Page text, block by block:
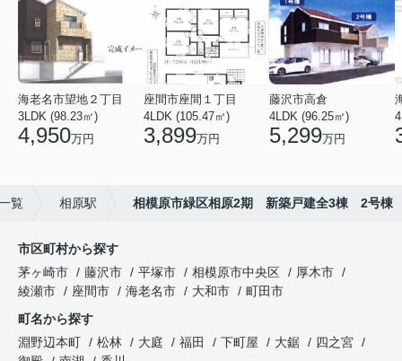
海老名市望地２丁目
3LDK (98.23㎡)
4,950万円
座間市座間１丁目
4LDK (105.47㎡)
3,899万円
藤沢市高倉
4LDK (96.25㎡)
5,299万円
覧 相原駅 相模原市緑区相原2期 新築戸建全3棟 2号棟
市区町村から探す
茅ヶ崎市
藤沢市 平塚市 相模原市中央区
厚木市
綾瀬市
座間市 海老名市 大和市
町田市
町名から探す
淵野辺本町
松林 大庭 福田 下町屋 大鋸
四之宮